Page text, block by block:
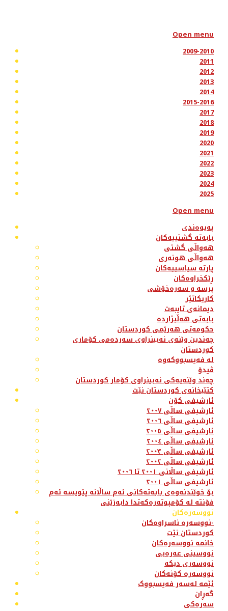
Open menu
2009-2010
2011
2012
2013
2014
2015-2016
2017
2018
2019
2020
2021
2022
2023
2024
2025
Open menu
پەیوەندی
بابەتە گشتییەکان
هەواڵی گشتی
هەواڵی هونەری
پارتە سیاسییەکان
ڕێکخراوەکان
پرسە و سەرەخۆشی
کاریکاتێر
دیمانەی تایبەت
بابەتی هەڵبژاردە
حکومەتی هەرێمی کوردستان
چەندین وێنەی نەبینراوی سەردەمی کۆماری
کوردستان
لە فەیسبووکەوە
ڤیدۆ
چەند وێنەیەکی نەبینراوی کۆمار کوردستان
کتێبخانەی کوردستان نێت
ئارشیفی کۆن
ئارشیفی ساڵی ٢٠٠٧
ئارشیفی ساڵی ٢٠٠٦
ئارشیفی ساڵی ٢٠٠٥
ئارشیفی ساڵی ٢٠٠٤
ئارشیفی ساڵی ٢٠٠٣
ئارشیفی ساڵی ٢٠٠٢
ئارشیفی ساڵانی ٢٠٠١ تا ٢٠٠٦
ئارشیفی ساڵی ٢٠٠١
بۆ خوێندنەوەی بابەتەکانی ئەم ساڵانە پێویسە ئەم
فۆنتە لە کۆمپوتەرەکەتدا دابەزێنی
نووسەرەکان
نووسەرە ناسراوەکان-
کوردستان نێت
خانمە نووسەرەکان
نووسینی عەرەبی
نووسەری دیکە
نووسەرە کۆنەکان
ئێمە لەسەر فەیسبووک
گەڕان
سەرەکی